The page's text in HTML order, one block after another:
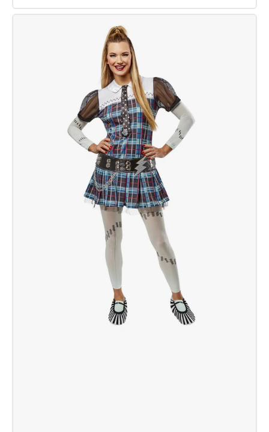
Monochromer